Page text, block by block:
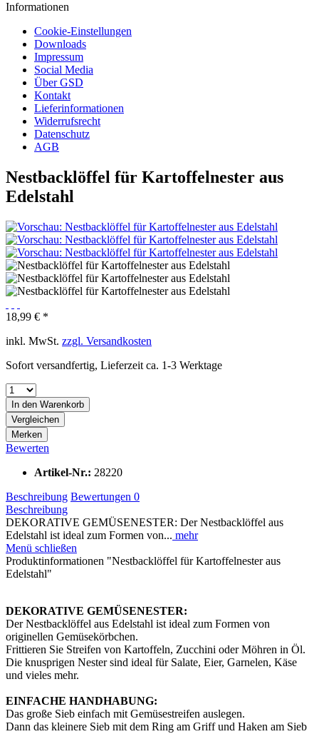
Informationen
Cookie-Einstellungen
Downloads
Impressum
Social Media
Über GSD
Kontakt
Lieferinformationen
Widerrufsrecht
Datenschutz
AGB
Nestbacklöffel für Kartoffelnester aus
Edelstahl
18,99 € *
inkl. MwSt. zzgl. Versandkosten
Sofort versandfertig, Lieferzeit ca. 1-3 Werktage
In den Warenkorb
Vergleichen
Merken
Bewerten
Artikel-Nr.: 28220
Beschreibung Bewertungen 0
Beschreibung
DEKORATIVE GEMÜSENESTER: Der Nestbacklöffel aus
Edelstahl ist ideal zum Formen von... mehr
Menü schließen
Produktinformationen "Nestbacklöffel für Kartoffelnester aus
Edelstahl"
DEKORATIVE GEMÜSENESTER:
Der Nestbacklöffel aus Edelstahl ist ideal zum Formen von
originellen Gemüsekörbchen.
Frittieren Sie Streifen von Kartoffeln, Zucchini oder Möhren in Öl.
Die knusprigen Nester sind ideal für Salate, Eier, Garnelen, Käse
und vieles mehr.
EINFACHE HANDHABUNG:
Das große Sieb einfach mit Gemüsestreifen auslegen.
Dann das kleinere Sieb mit dem Ring am Griff und Haken am Sieb